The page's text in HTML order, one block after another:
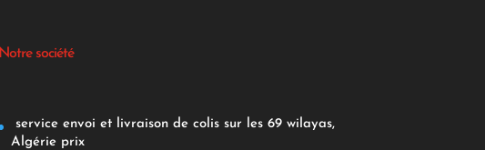
Notre société
service envoi et livraison de colis sur les 69 wilayas,
Algérie prix